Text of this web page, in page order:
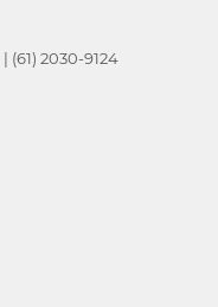
| (61) 2030-9124